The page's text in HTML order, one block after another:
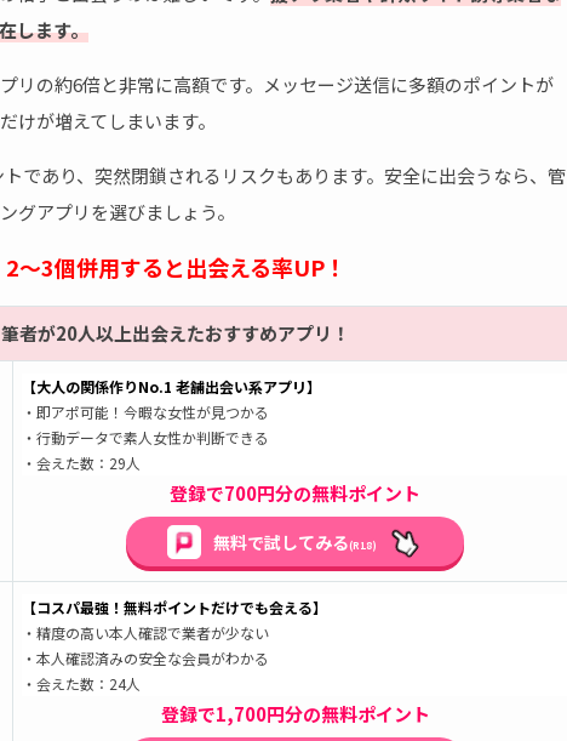
します。
リの約6倍と非常に高額です。メッセージ送信に多額のポイントが
けが増えてしまいます。
であり、突然閉鎖されるリスクもあります。安全に出会うなら、管
グアプリを選びましょう。
2～3個併用すると出会える率UP！
筆者が20人以上出会えたおすすめアプリ！
【大人の関係作りNo.1 老舗出会い系アプリ】
・即アポ可能！今暇な女性が見つかる
・行動データで素人女性か判断できる
・会えた数：29人
登録で700円分の無料ポイント
無料で試してみる(R18)
【コスパ最強！無料ポイントだけでも会える】
・精度の高い本人確認で業者が少ない
・本人確認済みの安全な会員がわかる
・会えた数：24人
登録で1,700円分の無料ポイント